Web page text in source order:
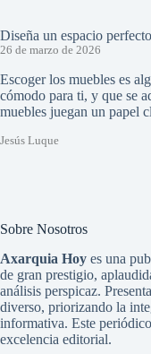
Diseña un espacio
26 de marzo de 2026
Escoger los muebles es
cómodo para ti, y que se
muebles juegan un papel
Jesús Luque
Sobre Nosotros
Axarquia Hoy es una
de gran prestigio,
análisis perspicaz.
diverso, priorizando la
informativa. Este
excelencia editorial.